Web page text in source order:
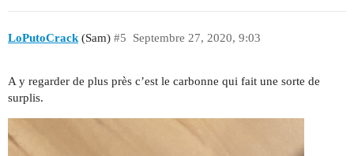
LoPutoCrack (Sam) Septembre 27, 2020, 9:03
#5
A y regarder de plus près c’est le carbonne qui fait une sorte de
surplis.